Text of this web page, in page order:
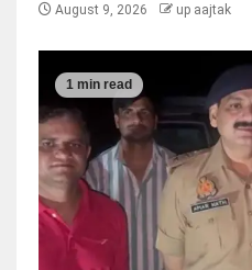
August 9, 2026 up aajtak
1 min read